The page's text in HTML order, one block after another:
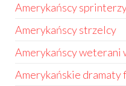
Amerykańscy
Amerykańscy strzelcy
Amerykańscy weterani
Amerykańskie dramaty